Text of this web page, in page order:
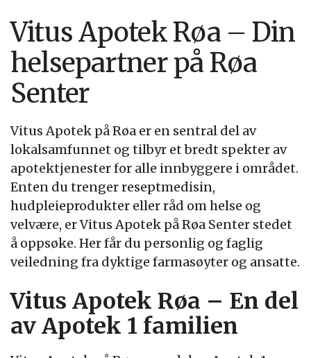
Vitus Apotek Røa – Din
helsepartner på Røa
Senter
Vitus Apotek på Røa er en sentral del av
lokalsamfunnet og tilbyr et bredt spekter av
apotektjenester for alle innbyggere i området.
Enten du trenger reseptmedisin,
hudpleieprodukter eller råd om helse og
velvære, er Vitus Apotek på Røa Senter stedet
å oppsøke. Her får du personlig og faglig
veiledning fra dyktige farmasøyter og ansatte.
Vitus Apotek Røa – En del
av Apotek 1 familien